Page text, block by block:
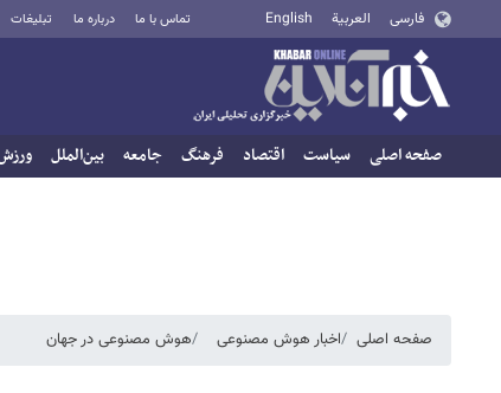
فارسی العربية English تماس با ما درباره ما تبلیغات
صفحه اصلی سیاست اقتصاد فرهنگ جامعه بین‌الملل
صفحه اصلی اخبار هوش مصنوعی هوش مصنوعی در جهان